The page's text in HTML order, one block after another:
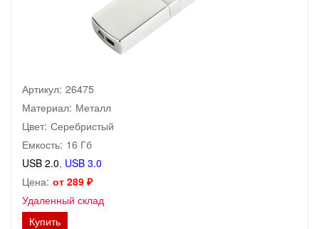
Артикул: 26475
Материал: Металл
Цвет: Серебристый
Емкость: 16 Гб
USB 2.0, USB 3.0
Цена: от 289 ₽
Удаленный склад
Купить